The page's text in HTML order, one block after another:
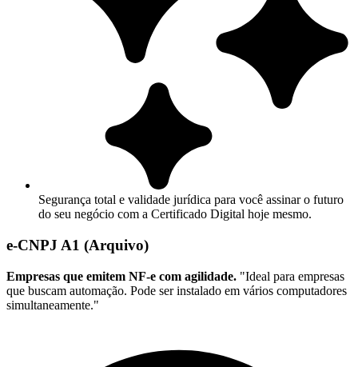
Segurança total e validade jurídica para você assinar o futuro
do seu negócio com a Certificado Digital hoje mesmo.
e-CNPJ A1 (Arquivo)
Empresas que emitem NF-e com agilidade. "Ideal para empresas
que buscam automação. Pode ser instalado em vários computadores
simultaneamente."